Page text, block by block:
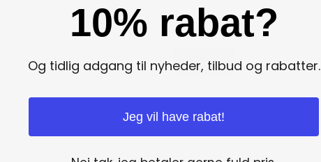
10% rabat?
Og tidlig adgang til nyheder, tilbud og rabatter.
Jeg vil have rabat!